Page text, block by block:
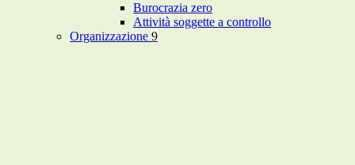
Burocrazia zero
Attività soggette a controllo
Organizzazione 9